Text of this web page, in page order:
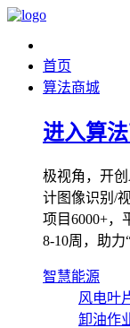
首页
算法商城
进入算
极视角，开
计图像识别/
项目6000+，
8-10周，助
智慧能源
风电叶
卸油作